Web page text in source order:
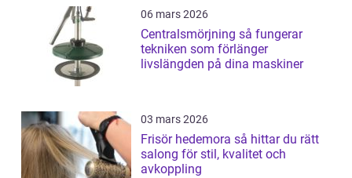
06 mars 2026
Centralsmörjning så fungerar
tekniken som förlänger
livslängden på dina maskiner
03 mars 2026
Frisör hedemora så hittar du rätt
salong för stil, kvalitet och
avkoppling